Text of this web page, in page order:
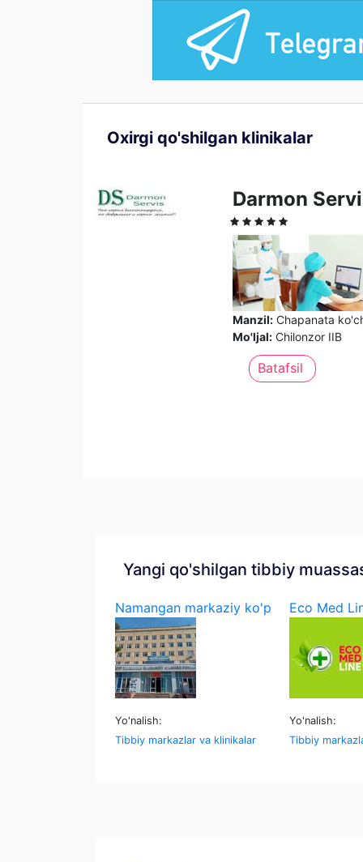
Oxirgi qo'shilgan klinikalar
Darmon
Manzil: Chapanata
Mo'ljal: Chilonzor IIB
Batafsil
Yangi qo'shilgan tibbiy
Namangan markaziy ko'p
t...
Yo'nalish:
Tibbiy markazlar va klinikalar
Eco Med
Yo'nalish:
Tibbiy